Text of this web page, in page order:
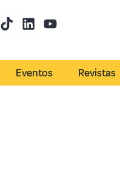
Eventos Revistas